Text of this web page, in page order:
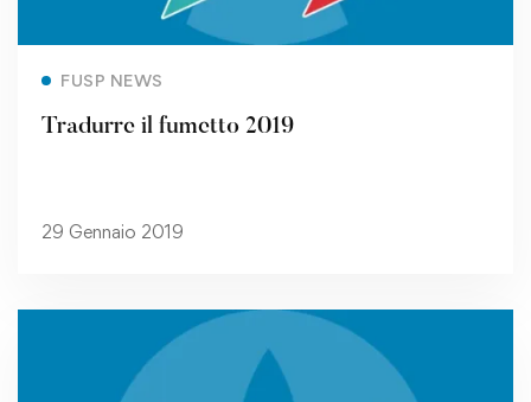
FUSP NEWS
Tradurre il fumetto 2019
29 Gennaio 2019